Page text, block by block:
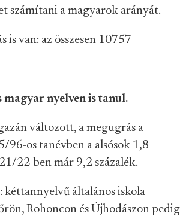
számítani a magyarok arányát.
van: az összesen 10757
nyelven is tanul.
változott, a megugrás a
os tanévben a alsósok 1,8
22-ben már 9,2 százalék.
kéttannyelvű általános iskola
Rohoncon és Újhodászon pedig